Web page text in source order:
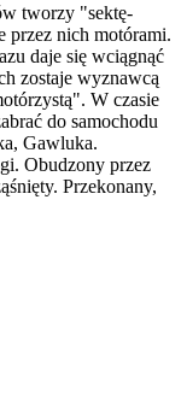
tworzy "sektę-
przez nich motórami.
daje się wciągnąć
zostaje wyznawcą
W czasie
do samochodu
Gawluka.
Obudzony przez
Przekonany,